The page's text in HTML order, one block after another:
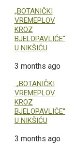
„BOTANIČKI
VREMEPLOV
KROZ
BJELOPAVLIĆE“
U NIKŠIĆU
3 months ago
„BOTANIČKI
VREMEPLOV
KROZ
BJELOPAVLIĆE“
U NIKŠIĆU
3 months ago